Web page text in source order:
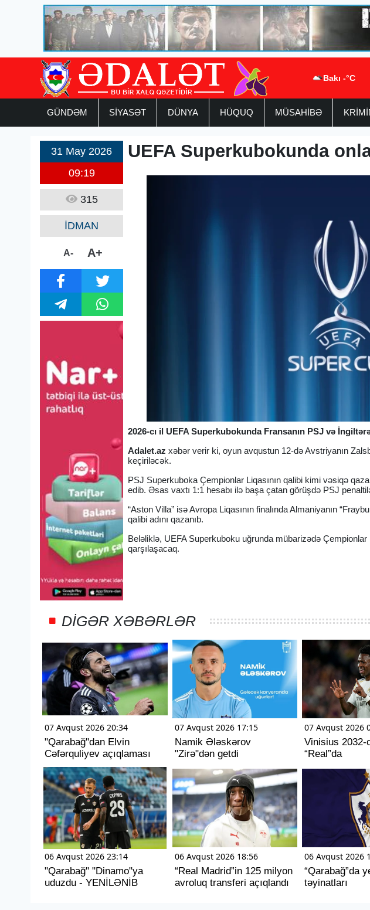
Bakı -°C
GÜNDƏM SİYASƏT DÜNYA HÜQUQ MÜSAHİBƏ
31 May 2026
09:19
315
İDMAN
A- A+
UEFA Superkubokunda
2026-cı il UEFA Superkubokunda Fransanın PSJ və
Adalet.azxəbər verir ki, oyun avqustun 12-də Avstriyanın
keçiriləcək.
PSJ Superkuboka Çempionlar Liqasının qalibi kimi vəsiqə
edib. Əsas vaxtı 1:1 hesabı ilə başa çatan görüşdə PSJ
“Aston Villa” isə Avropa Liqasının finalında Almaniyanın
qalibi adını qazanıb.
Beləliklə, UEFA Superkuboku uğrunda mübarizədə Çempionlar
qarşılaşacaq.
DIGƏR XƏBƏRLƏR
07 Avqust 2026 20:34
"Qarabağ"dan Elvin
Cəfərquliyev açıqlaması
07 Avqust 2026 17:15
Namik Ələskərov
"Zirə"dən getdi
07 Avqust 2026
Vinisius 2032-
“Real”da
06 Avqust 2026 23:14
"Qarabağ" "Dinamo"ya
uduzdu - YENİLƏNİB
06 Avqust 2026 18:56
“Real Madrid”in 125 milyon
avroluq transferi açıqlandı
06 Avqust 2026
“Qarabağ”da
təyinatları